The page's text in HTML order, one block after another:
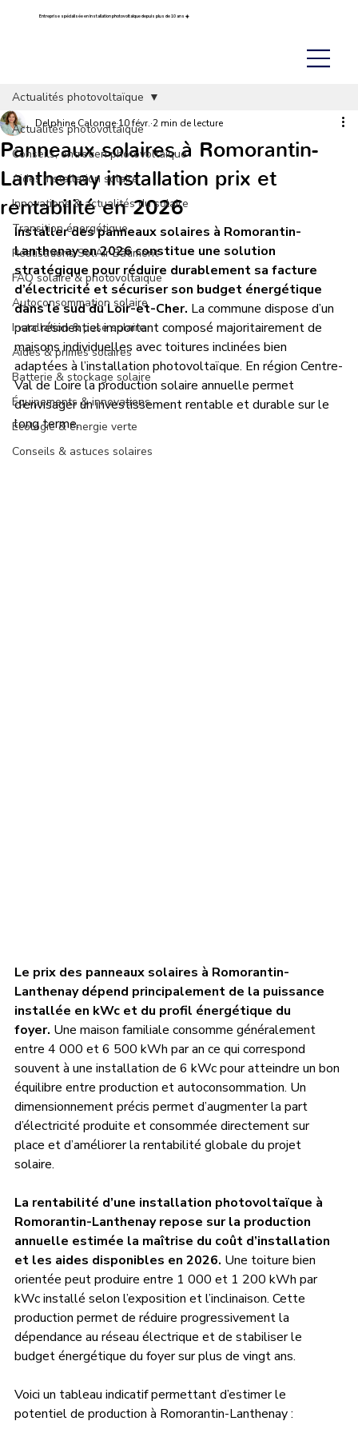
Entreprise spécialisée en installation photovoltaïque depuis plus de 10 ans ☀️
Actualités photovoltaïque
Conseils, entretien photovoltaïque
Aides installation solaire
Innovations & actualités du solaire
Transition énergétique
Réalisations Sol’Air Bâtiment
FAQ solaire & photovoltaïque
Autoconsommation solaire
Installation & pose solaire
Aides & primes solaires
Batterie & stockage solaire
Équipements & innovations
Écologie & énergie verte
Conseils & astuces solaires
Actualités photovoltaïque
Panneaux solaires à Romorantin-
Lanthenay installation prix et
rentabilité en 2026
Delphine Calonge 10 févr. 2 min de lecture
Installer des panneaux solaires à Romorantin-
Lanthenay en 2026 constitue une solution
stratégique pour réduire durablement sa facture
d’électricité et sécuriser son budget énergétique
dans le sud du Loir-et-Cher. La commune dispose d’un
parc résidentiel important composé majoritairement de
maisons individuelles avec toitures inclinées bien
adaptées à l’installation photovoltaïque. En région Centre-
Val de Loire la production solaire annuelle permet
d’envisager un investissement rentable et durable sur le
long terme.
Le prix des panneaux solaires à Romorantin-
Lanthenay dépend principalement de la puissance
installée en kWc et du profil énergétique du
foyer. Une maison familiale consomme généralement
entre 4 000 et 6 500 kWh par an ce qui correspond
souvent à une installation de 6 kWc pour atteindre un bon
équilibre entre production et autoconsommation. Un
dimensionnement précis permet d’augmenter la part
d’électricité produite et consommée directement sur
place et d’améliorer la rentabilité globale du projet
solaire.
La rentabilité d’une installation photovoltaïque à
Romorantin-Lanthenay repose sur la production
annuelle estimée la maîtrise du coût d’installation
et les aides disponibles en 2026. Une toiture bien
orientée peut produire entre 1 000 et 1 200 kWh par
kWc installé selon l’exposition et l’inclinaison. Cette
production permet de réduire progressivement la
dépendance au réseau électrique et de stabiliser le
budget énergétique du foyer sur plus de vingt ans.
Voici un tableau indicatif permettant d’estimer le
potentiel de production à Romorantin-Lanthenay :